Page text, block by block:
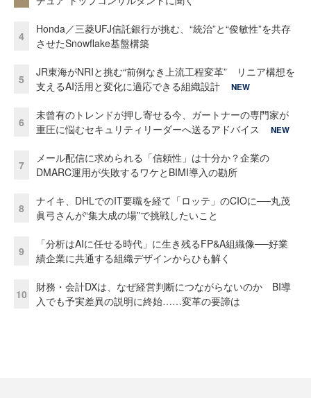
4
Honda／三菱UFJ信託銀行が挑む、“統治”と“俊敏性”を共存
させたSnowflake基盤構築
5
JR東海がNRIと挑む“前例なき上流工程変革” リニア構想を
支えるAI活用と変化に適応できる組織設計
NEW
6
未曾有のトレンドが押し寄せる今、ガートナーの専門家が
重圧に悩むセキュリティリーダーへ送るアドバイス
NEW
7
メール配信に求められる「信頼性」は十分か？企業の
DMARC運用が失敗するワケとBIMI導入の勘所
8
ナイキ、DHLでのIT要職を経て「ロッテ」のCIOに──丸茂
眞弓さんが“集大成の場”で挑戦したいこと
9
「分析はAIに任せる時代」に生き残るFP&A組織像──好業
績企業に共通する組織デザインからひも解く
10
財務・会計DXは、なぜ経営判断につながらないのか BI導
入でも予実差異の説明に終始……変革の要諦は